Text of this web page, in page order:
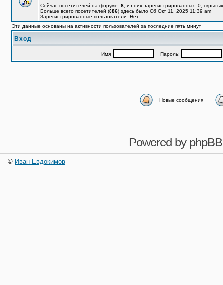
Сейчас посетителей на форуме: 8 , из них зарегистрированных: 0,
Больше всего посетителей (886) здесь было Сб Окт 11, 2025 11:39 am
Зарегистрированные пользователи: Нет
Эти данные основаны на активности пользователей за последние пять минут
Вход
Имя: Пароль:
Новые сообщения
Powered by phpBB
© Иван Евдокимов